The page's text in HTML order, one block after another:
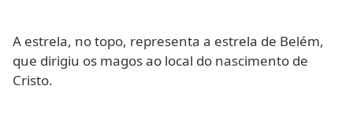
A estrela, no topo, representa a estrela de Belém,
que dirigiu os magos ao local do nascimento de
Cristo.